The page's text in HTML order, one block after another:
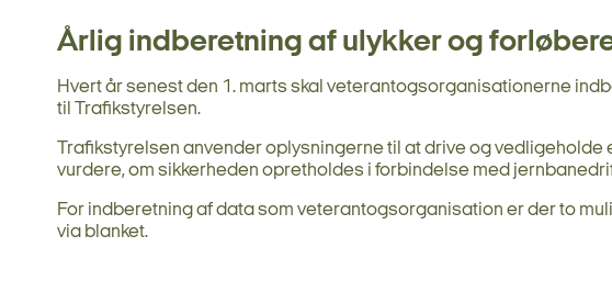
Årlig indberetning af ulykker og
Hvert år senest den 1. marts skal veterantogsorganisationerne
til Trafikstyrelsen.
Trafikstyrelsen anvender oplysningerne til at drive og
vurdere, om sikkerheden opretholdes i forbindelse med
For indberetning af data som veterantogsorganisation er der to
via blanket.